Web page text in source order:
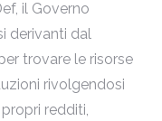
il Governo
derivanti dal
trovare le risorse
rivolgendosi
redditi,